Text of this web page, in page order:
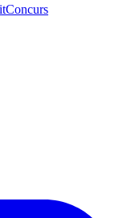
Concurs